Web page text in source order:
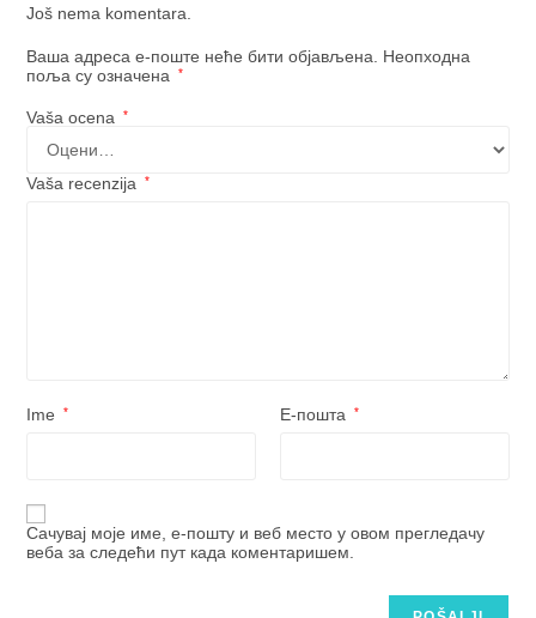
Još nema komentara.
Ваша адреса е-поште неће бити објављена. Неопходна
поља су означена
*
Vaša ocena *
Vaša recenzija *
Ime * Е-пошта *
Сачувај моје име, е-пошту и веб место у овом прегледачу
веба за следећи пут када коментаришем.